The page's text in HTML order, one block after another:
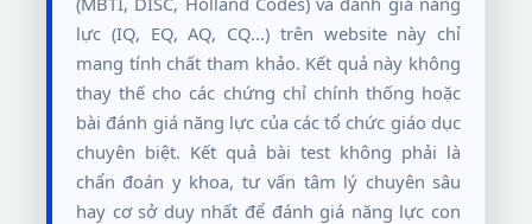
lực (IQ, EQ, AQ, CQ...) trên website này chỉ
mang tính chất tham khảo. Kết quả này không
thay thế cho các chứng chỉ chính thống hoặc
bài đánh giá năng lực của các tổ chức giáo dục
chuyên biệt. Kết quả bài test không phải là
chẩn đoán y khoa, tư vấn tâm lý chuyên sâu
hay cơ sở duy nhất để đánh giá năng lực con